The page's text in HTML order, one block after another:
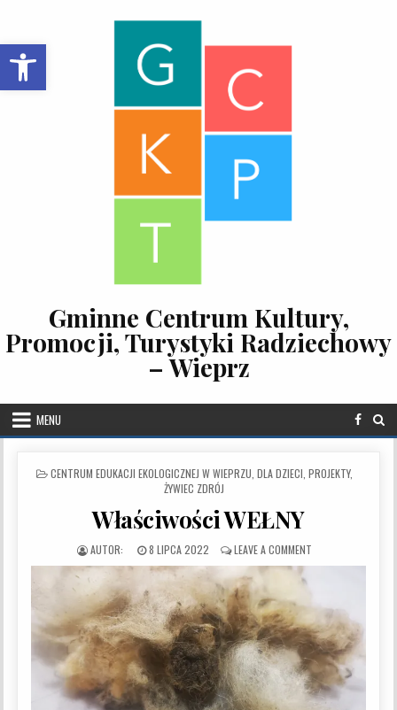
Open toolbar
Gminne Centrum Kultury,
Promocji, Turystyki Radziechowy
– Wieprz
MENU
POSTED IN
CENTRUM EDUKACJI EKOLOGICZNEJ W WIEPRZU DLA DZIECI PROJEKTY,
ŻYWIEC ZDRÓJ
Właściwości WEŁNY
PUBLISHED DATE:
8 LIPCA 2022 LEAVE A COMMENTON WŁAŚCIWOŚCI